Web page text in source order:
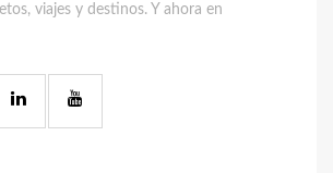
viajes y destinos. Y ahora en